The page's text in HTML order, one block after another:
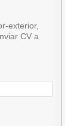
exterior,
CV a